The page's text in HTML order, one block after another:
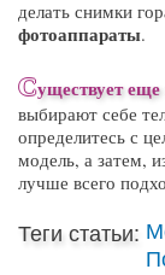
делать снимки
фотоаппараты.
Существует
выбирают себе
определитесь с
модель, а затем,
лучше всего
Теги статьи: